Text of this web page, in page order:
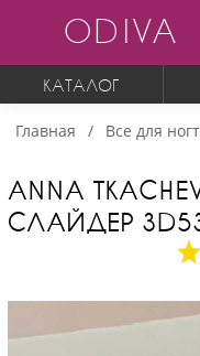
ODIVA
КАТАЛОГ
Главная Все для
ANNA
СЛАЙДЕР